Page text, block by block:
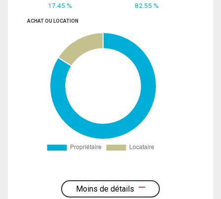
17.45 % 82.55 %
ACHAT OU LOCATION
Moins de détails